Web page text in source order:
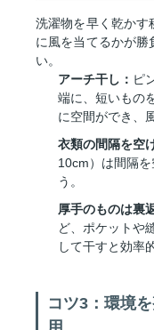
洗濯物を早く乾かす
に風を当てるかが勝
い。
アーチ干し： ピ
端に、短いもの
に空間ができ、
衣類の間隔を空
10cm）は間隔
う。
厚手のものは裏
ど、ポケットや
して干すと効率
コツ3：環境